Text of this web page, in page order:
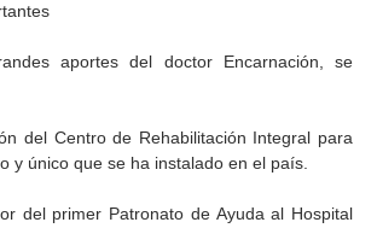
aportes del doctor Encarnación, se
del Centro de Rehabilitación Integral para
y único que se ha instalado en el país.
del primer Patronato de Ayuda al Hospital